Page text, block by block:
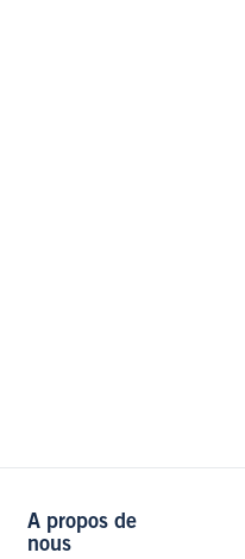
A propos de
nous